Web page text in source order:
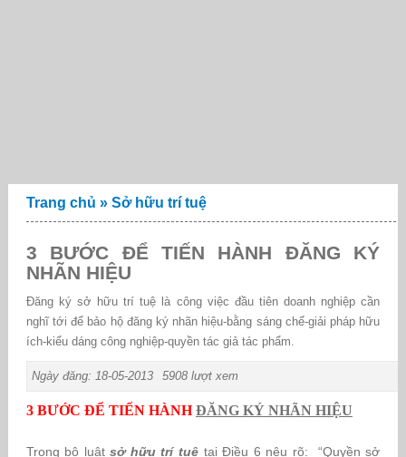
3 BƯỚC ĐỂ TIẾN HÀNH ĐĂNG KÝ
NHÃN HIỆU
Đăng ký sở hữu trí tuệ là công việc đầu tiên doanh nghiệp cần
nghĩ tới để bảo hộ đăng ký nhãn hiệu-bằng sáng chế-giải pháp hữu
ích-kiểu dáng công nghiệp-quyền tác giả tác phẩm.
Ngày đăng: 18-05-2013 5908 lượt xem
3 BƯỚC ĐỂ TIẾN HÀNHĐĂNG KÝ NHÃN HIỆU
Trong bộ luậtsở hữu trí tuệ tại Điều 6 nêu rõ: “Quyền sở
Trang chủ » Sở hữu trí tuệ